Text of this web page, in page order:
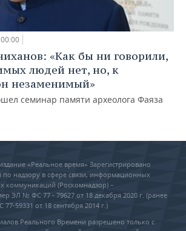
«Как бы ни говорили,
людей нет, но, к
незаменимый»
семинар памяти археолога Фаяза
«Реальное время» Зарегистрировано
надзору в сфере связи, информационных
коммуникаций (Роскомнадзор) –
ЭЛ № ФС 77 - 79627 от 18 декабря 2020 г. (ранее
59331 от 18 сентября 2014 г.)
Реального Времени разрешено только с